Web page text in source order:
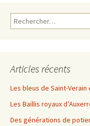
Rechercher :
Articles récents
Les bleus de Saint-
Les Baillis royaux
Des générations de